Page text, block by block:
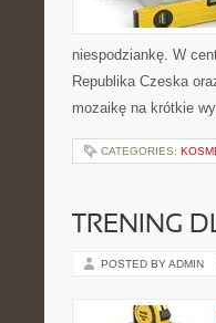
niespodziankę. W
Republika Czeska
mozaikę na krótkie
CATEGORIES:
TRENING
POSTED BY ADMIN